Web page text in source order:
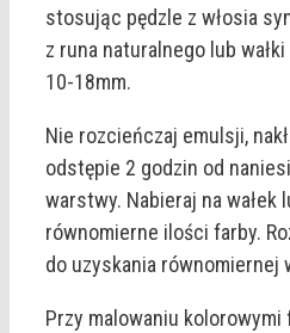
stosując pędzle z włosia
z runa naturalnego lub
10-18mm.
Nie rozcieńczaj emulsji,
odstępie 2 godzin od
warstwy. Nabieraj na wałek
równomierne ilości farby.
do uzyskania równomiernej
Przy malowaniu kolorowymi